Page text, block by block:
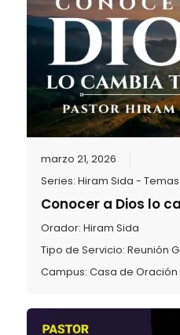
marzo 21, 2026
Series: Hiram Sida -
Conocer a Dios lo
Orador: Hiram Sida
Tipo de Servicio: Reunión
Campus: Casa de